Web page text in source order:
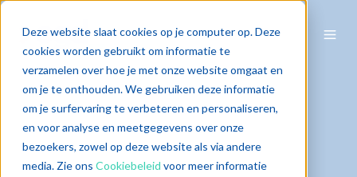
Deze website slaat cookies op je computer op. Deze
cookies worden gebruikt om informatie te
verzamelen over hoe je met onze website omgaat en
om je te onthouden. We gebruiken deze informatie
om je surfervaring te verbeteren en personaliseren,
en voor analyse en meetgegevens over onze
bezoekers, zowel op deze website als via andere
media. Zie ons Cookiebeleid voor meer informatie